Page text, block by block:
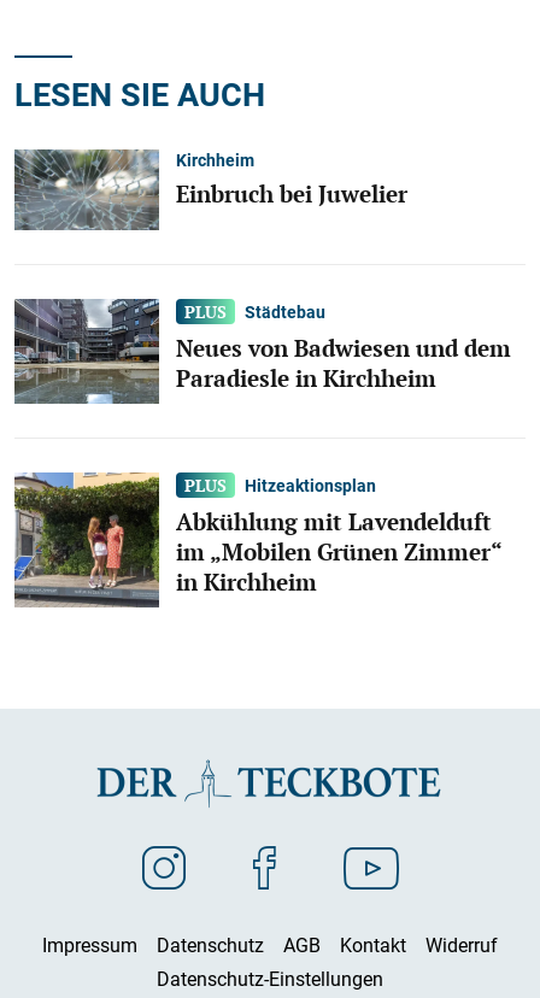
LESEN SIE AUCH
Kirchheim
Einbruch bei Juwelier
Städtebau
Neues von Badwiesen und dem
Paradiesle in Kirchheim
Hitzeaktionsplan
Abkühlung mit Lavendelduft
im „Mobilen Grünen Zimmer“
in Kirchheim
Impressum Datenschutz AGB Kontakt
Widerruf
Datenschutz-Einstellungen